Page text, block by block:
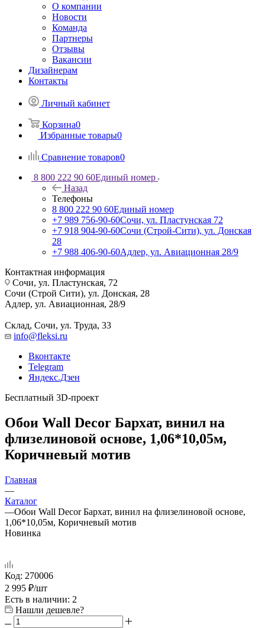
О компании
Новости
Команда
Партнеры
Отзывы
Вакансии
Дизайнерам
Контакты
Личный кабинет
Корзина0
Избранные товары0
Сравнение товаров0
8 800 222 90 60Единый номер
Назад
Телефоны
8 800 222 90 60Единый номер
+7 989 756-90-60Сочи, ул. Пластунская 72
+7 918 904-90-60Сочи (Строй-Сити), ул. Донская
28
+7 988 406-90-60Адлер, ул. Авиационная 28/9
Контактная информация
Сочи, ул. Пластунская, 72
Сочи (Строй Сити), ул. Донская, 28
Адлер, ул. Авиационная, 28/9
Склад, Сочи, ул. Труда, 33
info@fleksi.ru
Вконтакте
Telegram
Яндекс.Дзен
Бесплатный 3D-проект
Обои Wall Decor Бархат, винил на
флизелиновой основе, 1,06*10,05м,
Коричневый мотив
Главная
—
Каталог
—Обои Wall Decor Бархат, винил на флизелиновой основе,
1,06*10,05м, Коричневый мотив
Новинка
Код: 270006
2 995 ₽/шт
Есть в наличии: 2
Нашли дешевле?